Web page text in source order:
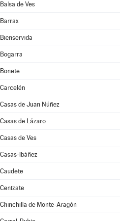
Balsa de Ves
Barrax
Bienservida
Bogarra
Bonete
Carcelén
Casas de Juan Núñez
Casas de Lázaro
Casas de Ves
Casas-Ibáñez
Caudete
Cenizate
Chinchilla de Monte-Aragón